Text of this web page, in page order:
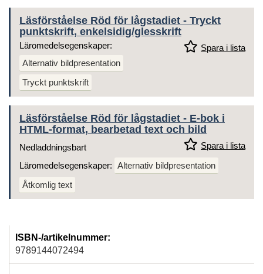
Läsförståelse Röd för lågstadiet - Tryckt
punktskrift, enkelsidig/glesskrift
Spara i lista
Läromedelsegenskaper:
Alternativ bildpresentation
Tryckt punktskrift
Läsförståelse Röd för lågstadiet - E-bok i
HTML-format, bearbetad text och bild
Spara i lista
Nedladdningsbart
Läromedelsegenskaper: Alternativ bildpresentation
Åtkomlig text
ISBN-/artikelnummer:
9789144072494